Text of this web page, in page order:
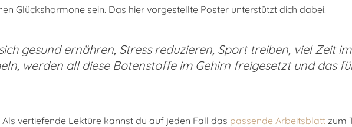
Glückshormone sein. Das hier vorgestellte Poster unterstützt dich dabei.
gesund ernähren, Stress reduzieren, Sport treiben, viel Zeit
werden all diese Botenstoffe im Gehirn freigesetzt und das
vertiefende Lektüre kannst du auf jeden Fall das passende Arbeitsblatt zum